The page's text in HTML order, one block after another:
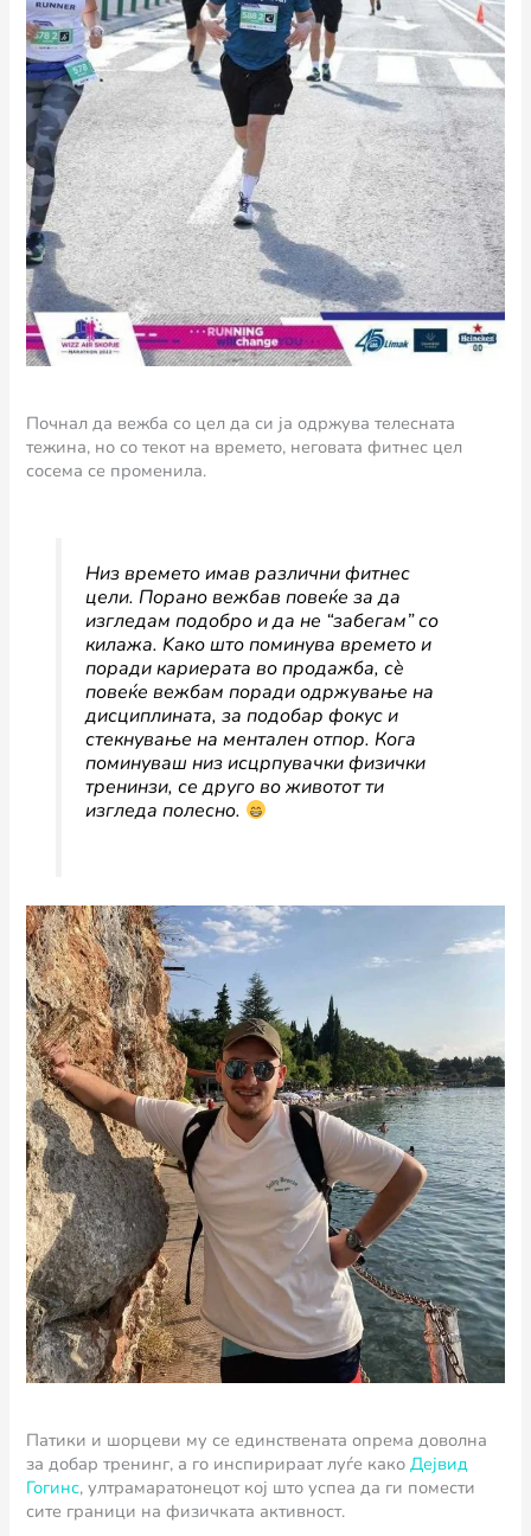
Почнал да вежба со цел да си ја одржува телесната
тежина, но со текот на времето, неговата фитнес цел
сосема се променила.
Низ времето имав различни фитнес
цели. Порано вежбав повеќе за да
изгледам подобро и да не “забегам” со
килажа. Kако што поминува времето и
поради кариерата во продажба, сè
повеќе вежбам поради одржување на
дисциплината, за подобар фокус и
стекнување на ментален отпор. Кога
поминуваш низ исцрпувачки физички
тренинзи, се друго во животот ти
изгледа полеснo.
Патики и шорцеви му се единствената опрема доволна
за добар тренинг, а го инспирираат луѓе какоДејвид
Гогинс, ултрамаратонецот кој што успеа да ги помести
сите граници на физичката активност.